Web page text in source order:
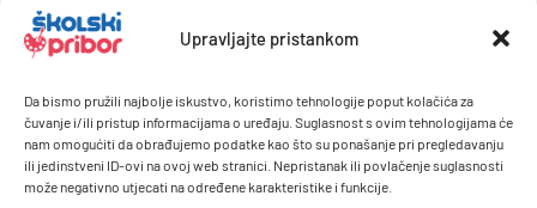
Upravljajte pristankom
Da bismo pružili najbolje iskustvo, koristimo tehnologije poput kolačića za
čuvanje i/ili pristup informacijama o uređaju. Suglasnost s ovim tehnologijama će
nam omogućiti da obrađujemo podatke kao što su ponašanje pri pregledavanju
ili jedinstveni ID-ovi na ovoj web stranici. Nepristanak ili povlačenje suglasnosti
može negativno utjecati na određene karakteristike i funkcije.
Kontakt
O nama
Naručivanje i plaćanje
Uvjeti korištenja
Pravilnik giveaway